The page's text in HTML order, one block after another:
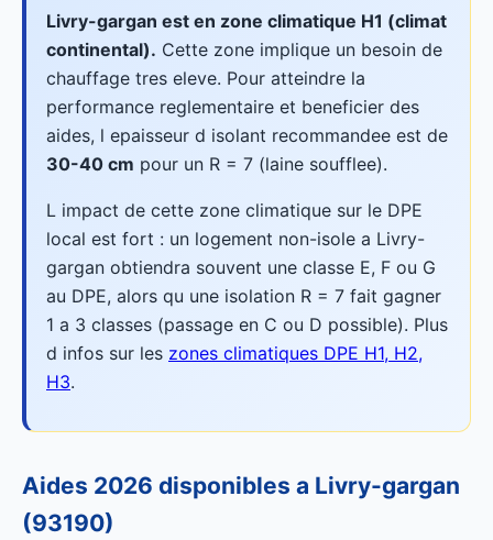
Livry-gargan est en zone climatique H1 (climat
continental). Cette zone implique un besoin de
chauffage tres eleve. Pour atteindre la
performance reglementaire et beneficier des
aides, l epaisseur d isolant recommandee est de
30-40 cm pour un R = 7 (laine soufflee).
L impact de cette zone climatique sur le DPE
local est fort : un logement non-isole a Livry-
gargan obtiendra souvent une classe E, F ou G
au DPE, alors qu une isolation R = 7 fait gagner
1 a 3 classes (passage en C ou D possible). Plus
d infos sur les zones climatiques DPE H1, H2,
H3.
Aides 2026 disponibles a Livry-gargan
(93190)